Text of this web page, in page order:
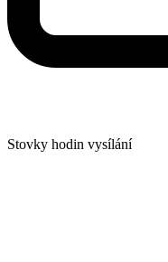
Stovky hodin vysílání